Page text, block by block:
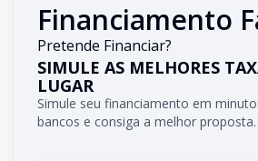
Financiamento
Pretende Financiar?
SIMULE AS MELHORES
LUGAR
Simule seu financiamento em
bancos e consiga a melhor proposta.